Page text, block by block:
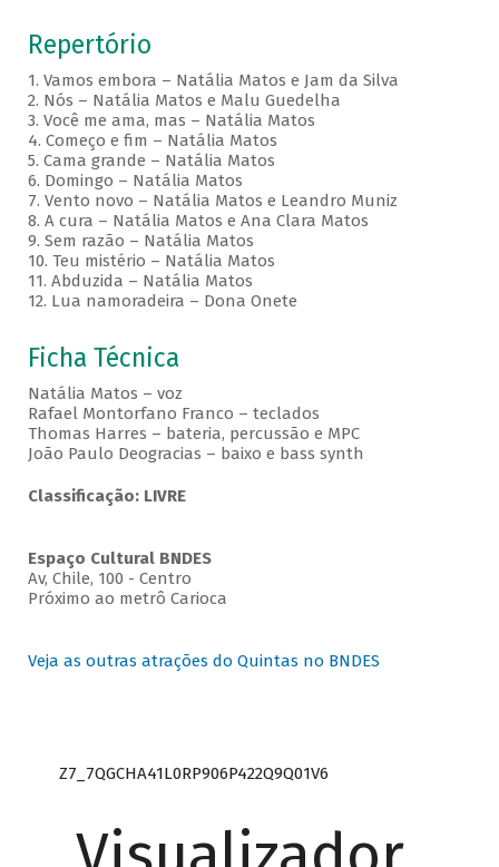
Repertório
1. Vamos embora – Natália Matos e Jam da Silva
2. Nós – Natália Matos e Malu Guedelha
3. Você me ama, mas – Natália Matos
4. Começo e fim – Natália Matos
5. Cama grande – Natália Matos
6. Domingo – Natália Matos
7. Vento novo – Natália Matos e Leandro Muniz
8. A cura – Natália Matos e Ana Clara Matos
9. Sem razão – Natália Matos
10. Teu mistério – Natália Matos
11. Abduzida – Natália Matos
12. Lua namoradeira – Dona Onete
Ficha Técnica
Natália Matos – voz
Rafael Montorfano Franco – teclados
Thomas Harres – bateria, percussão e MPC
João Paulo Deogracias – baixo e bass synth
Classificação: LIVRE
Espaço Cultural BNDES
Av, Chile, 100 - Centro
Próximo ao metrô Carioca
Veja as outras atrações do Quintas no BNDES
Z7_7QGCHA41L0RP906P422Q9Q01V6